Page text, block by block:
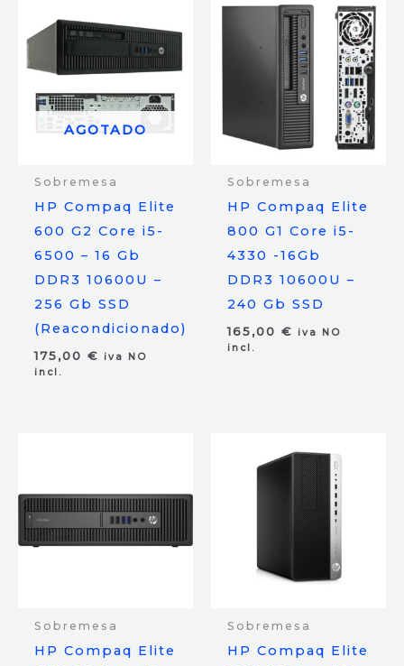
AGOTADO
Sobremesa
HP Compaq Elite
600 G2 Core i5-
6500 – 16 Gb
DDR3 10600U –
256 Gb SSD
(Reacondicionado)
175,00 €
iva NO
incl.
Sobremesa
HP Compaq Elite
800 G1 Core i5-
4330 -16Gb
DDR3 10600U –
240 Gb SSD
165,00 €
iva NO
incl.
Sobremesa
HP Compaq Elite
Sobremesa
HP Compaq Elite